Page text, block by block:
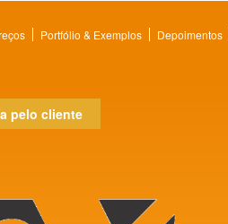
Portfólio & Exemplos Depoimentos
pelo cliente